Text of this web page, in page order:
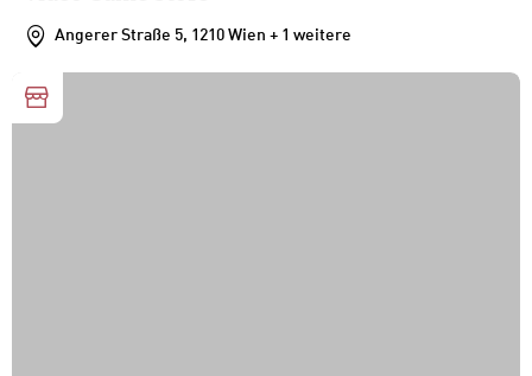
Angerer Straße 5, 1210 Wien + 1 weitere